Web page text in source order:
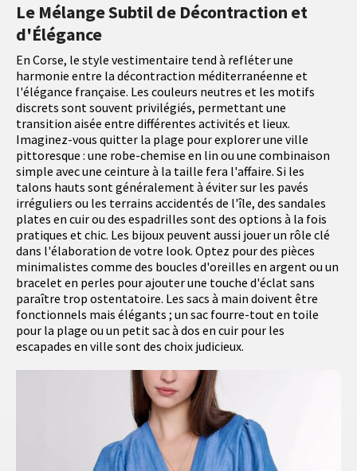
Le Mélange Subtil de Décontraction et
d'Élégance
En Corse, le style vestimentaire tend à refléter une
harmonie entre la décontraction méditerranéenne et
l'élégance française. Les couleurs neutres et les motifs
discrets sont souvent privilégiés, permettant une
transition aisée entre différentes activités et lieux.
Imaginez-vous quitter la plage pour explorer une ville
pittoresque : une robe-chemise en lin ou une combinaison
simple avec une ceinture à la taille fera l'affaire. Si les
talons hauts sont généralement à éviter sur les pavés
irréguliers ou les terrains accidentés de l'île, des sandales
plates en cuir ou des espadrilles sont des options à la fois
pratiques et chic. Les bijoux peuvent aussi jouer un rôle clé
dans l'élaboration de votre look. Optez pour des pièces
minimalistes comme des boucles d'oreilles en argent ou un
bracelet en perles pour ajouter une touche d'éclat sans
paraître trop ostentatoire. Les sacs à main doivent être
fonctionnels mais élégants ; un sac fourre-tout en toile
pour la plage ou un petit sac à dos en cuir pour les
escapades en ville sont des choix judicieux.